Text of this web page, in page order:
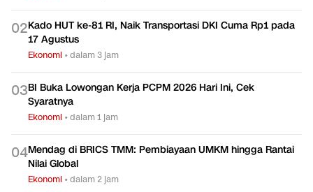
02Kado HUT ke-81 RI, Naik Transportasi DKI Cuma Rp1 pada
17 Agustus
Ekonomi •dalam 3 jam
03BI Buka Lowongan Kerja PCPM 2026 Hari Ini, Cek
Syaratnya
Ekonomi •dalam 1 jam
04Mendag di BRICS TMM: Pembiayaan UMKM hingga Rantai
Nilai Global
Ekonomi •dalam 2 jam